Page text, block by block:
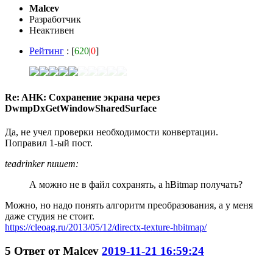
Malcev
Разработчик
Неактивен
Рейтинг : [620|0]
Re: AHK: Сохранение экрана через
DwmpDxGetWindowSharedSurface
Да, не учел проверки необходимости конвертации.
Поправил 1-ый пост.
teadrinker пишет:
А можно не в файл сохранять, а hBitmap получать?
Можно, но надо понять алгоритм преобразования, а у меня
даже студия не стоит.
https://cleoag.ru/2013/05/12/directx-texture-hbitmap/
5 Ответ отMalcev 2019-11-21 16:59:24